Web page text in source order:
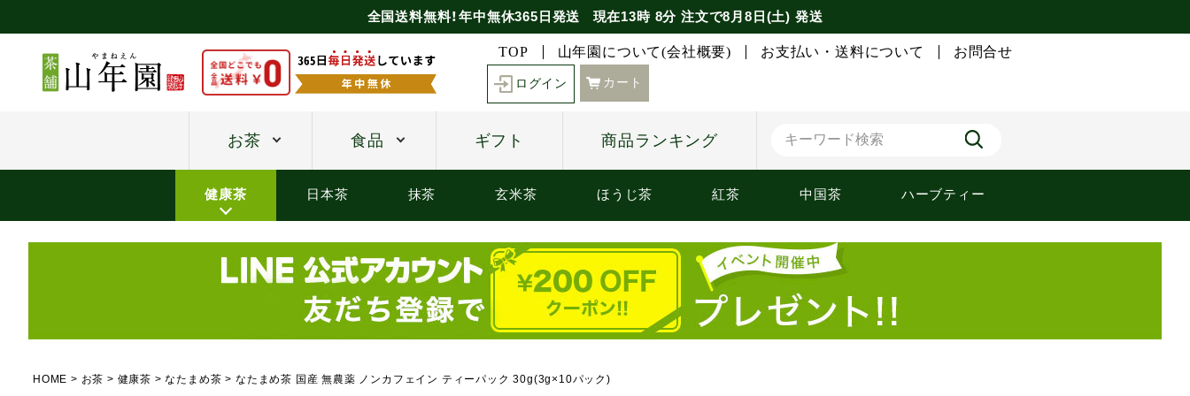
全国送料無料！年中無休365日発送 現在13時 8分 注文で8月8日(土) 発送
TOP 山年園について(会社概要) お支払い・送料について お問合せ
ログイン カート
お茶 食品 ギフト 商品ランキング
健康茶 日本茶 抹茶 玄米茶 ほうじ茶 紅茶 中国茶 ハーブティー
HOME お茶 健康茶 なたまめ茶 なたまめ茶 国産 無農薬 ノンカフェイン ティーパック 30g(3g×10パック)